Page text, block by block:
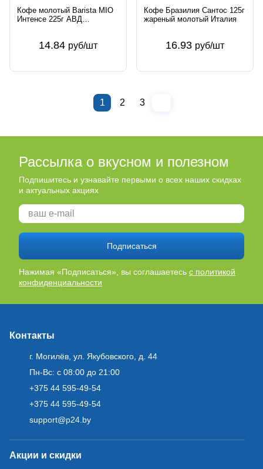
Кофе молотый Barista MIO
Интенсе 225г АВД
14.84 руб/шт
Кофе Бразилия Сантос 125г
жареный молотый Италия
16.93 руб/шт
1 2 3
Рассылка о вкусном и полезном
Подпишитесь и узнавайте первыми о всех наших скидках
и актуальных акциях
Подписаться
Нажимая «Подписаться», вы соглашаетесь с политикой
конфиденциальности
Контакты
г. Могилёв, ул. Якубовского, д. 44
Пн-Вс: с 08:00 до 21:00
+375 44 595-49-54
+375 44 595-49-54
support@p24.by
Акции и скидки